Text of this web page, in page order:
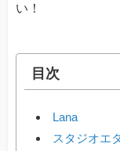
い！
目次
Lana
スタジオエ